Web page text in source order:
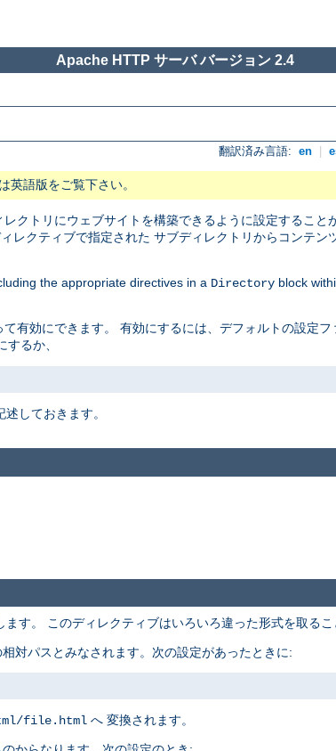
Apache HTTP サーバ バージョン 2.4
翻訳済み言語: en
英語版をご覧下さい。
クトリにウェブサイトを構築できるように設定すること
レクティブで指定された サブディレクトリからコンテン
the appropriate directives in a Directory block
て有効にできます。 有効にするには、デフォルトの設定フ
るか、
しておきます。
す。 このディレクティブはいろいろ違った形式を取るこ
対パスとみなされます。次の設定があったときに:
file.html へ 変換されます。